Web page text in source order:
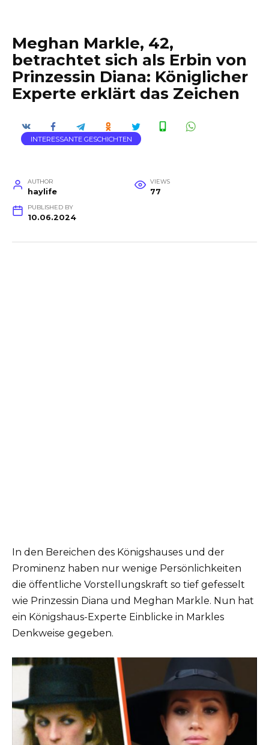
Meghan Markle, 42,
betrachtet sich als Erbin von
Prinzessin Diana: Königlicher
Experte erklärt das Zeichen
INTERESSANTE GESCHICHTEN
AUTHOR
haylife
VIEWS
77
PUBLISHED BY
10.06.2024
In den Bereichen des Königshauses und der
Prominenz haben nur wenige Persönlichkeiten
die öffentliche Vorstellungskraft so tief gefesselt
wie Prinzessin Diana und Meghan Markle. Nun hat
ein Königshaus-Experte Einblicke in Markles
Denkweise gegeben.